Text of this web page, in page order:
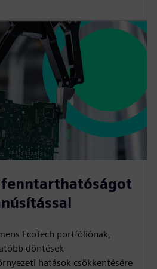
fenntarthatóságot
EcoTech portfóliónak,
döntések
hatások csökkentésére